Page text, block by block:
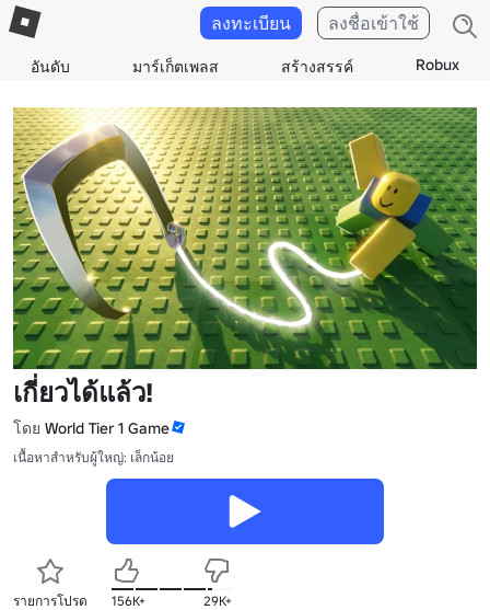
อันดับ มาร์เก็ตเพลส สร้างสรรค์ Robux
ลงทะเบียน ลงชื่อเข้าใช้
เกี่ยวได้แล้ว!
โดย World Tier 1 Game
เนื้อหาสำหรับผู้ใหญ่: เล็กน้อย
รายการโปรด 156K+ 29K+